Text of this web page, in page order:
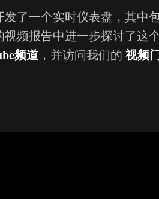
了一个实时仪表盘，其中
频报告中进一步探讨了这
频道 ，并访问我们的 视频